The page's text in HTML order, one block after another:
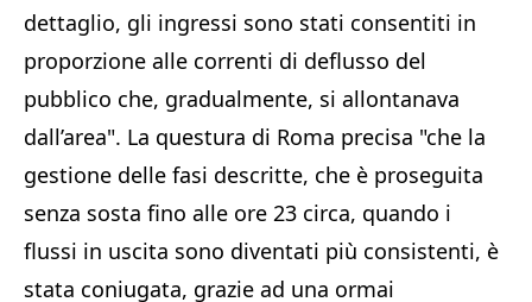
dettaglio, gli ingressi sono stati consentiti in
proporzione alle correnti di deflusso del
pubblico che, gradualmente, si allontanava
dall’area". La questura di Roma precisa "che la
gestione delle fasi descritte, che è proseguita
senza sosta fino alle ore 23 circa, quando i
flussi in uscita sono diventati più consistenti, è
stata coniugata, grazie ad una ormai